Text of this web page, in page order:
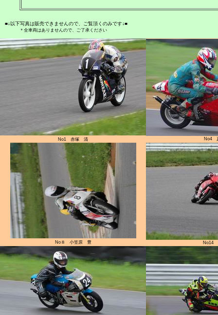
■↓以下写真は販売できませんので、ご覧頂くのみです↓■
＊全車両はありませんので、ご了承ください
No1 赤塚 清 No4
No８ 小笠原 豊 No14